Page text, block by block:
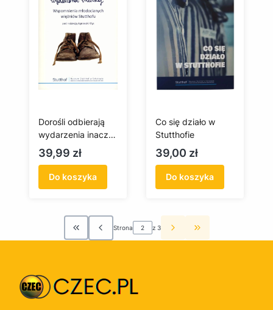
Dorośli odbierają
wydarzenia inaczej.
Wspomnienia
młodocianych
więźniów Stutthofu
Cena
39,99 zł
Do koszyka
Co się działo w
Stutthofie
Cena
39,00 zł
Do koszyka
Wróć do pierwszej strony z produktami
Strona z 3 Przejdź do